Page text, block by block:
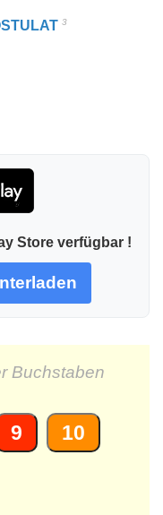
3
Store verfügbar !
Buchstaben
9
10